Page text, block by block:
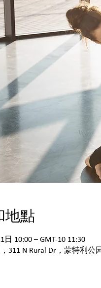
地點
日 10:00 – GMT-10 11:30
311 N Rural Dr，蒙特利公